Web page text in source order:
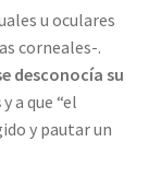
u oculares
corneales-.
desconocía su
y a que “el
y pautar un